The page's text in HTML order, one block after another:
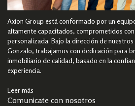
Axion Group está conformado por un
altamente capacitados, comprometidos con
personalizada. Bajo la dirección de
Gonzalo, trabajamos con dedicación para
inmobiliario de calidad, basado en la
experiencia.
Leer más
Comunicate con nosotros